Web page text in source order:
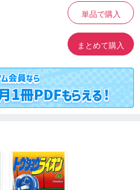
単品で購入
まとめて購入